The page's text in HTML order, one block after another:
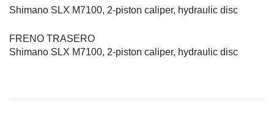
Shimano SLX M7100, 2-piston caliper, hydraulic disc
FRENO TRASERO
Shimano SLX M7100, 2-piston caliper, hydraulic disc